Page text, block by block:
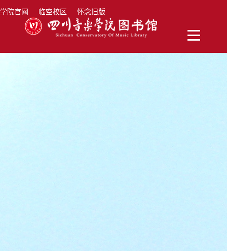
学院官网 临空校区 怀念旧版